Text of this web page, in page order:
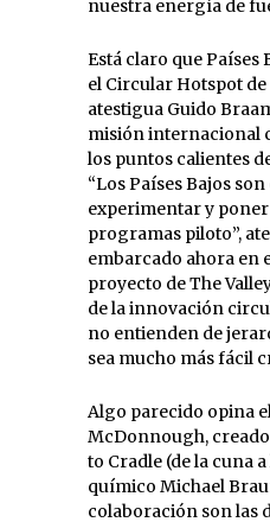
nuestra energía de
Está claro que Países
el Circular Hotspot
atestigua Guido
misión internacional
los puntos calientes
“Los Países Bajos
experimentar y
programas piloto”,
embarcado ahora en
proyecto de The
de la innovación
no entienden de
sea mucho más fácil
Algo parecido opina
McDonnough,
to Cradle (de la cuna
químico Michael
colaboración son las